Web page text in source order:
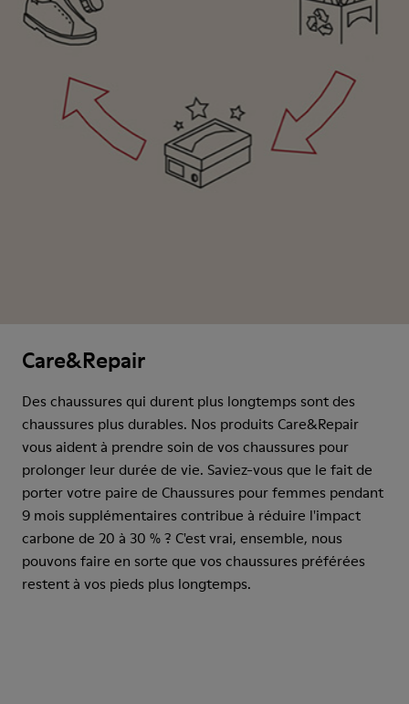
Care&Repair
Des chaussures qui durent plus longtemps sont des
chaussures plus durables. Nos produits Care&Repair
vous aident à prendre soin de vos chaussures pour
prolonger leur durée de vie. Saviez-vous que le fait de
porter votre paire de Chaussures pour femmes pendant
9 mois supplémentaires contribue à réduire l'impact
carbone de 20 à 30 % ? C'est vrai, ensemble, nous
pouvons faire en sorte que vos chaussures préférées
restent à vos pieds plus longtemps.